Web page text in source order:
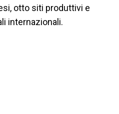
otto siti produttivi e
internazionali.